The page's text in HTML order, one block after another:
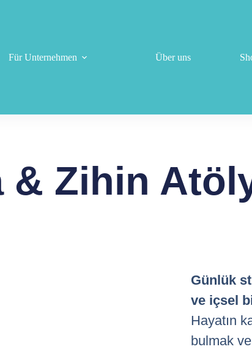
Für Unternehmen Über uns
& Zihin
Günlük
ve içsel
Hayatın
bulmak